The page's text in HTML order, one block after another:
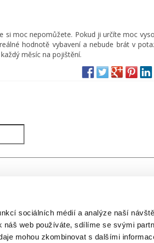
sociálních médií a analýze naší
web používáte, sdílíme se svými
mohou zkombinovat s dalšími
si moc nepomůžete. Pokud ji určíte moc
hodnotě vybavení a nebude brát v
měsíc na pojištění.